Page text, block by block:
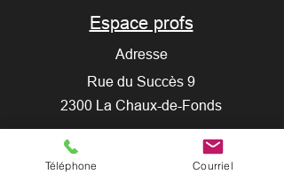
Espace profs
Adresse
Rue du Succès 9
2300 La Chaux-de-Fonds
Crédits photos : Guillaume Perret / Myriam
Hulmann / Romy Henzirohs
Téléphone Courriel